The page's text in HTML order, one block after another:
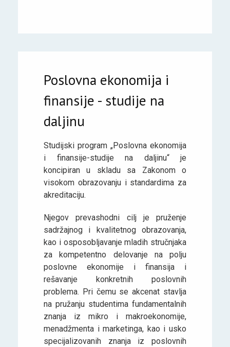
Poslovna ekonomija i
finansije - studije na
daljinu
Studijski program „Poslovna ekonomija
i finansije-studije na daljinu“ je
koncipiran u skladu sa Zakonom o
visokom obrazovanju i standardima za
akreditaciju.
Njegov prevashodni cilj je pruženje
sadržajnog i kvalitetnog obrazovanja,
kao i osposobljavanje mladih stručnjaka
za kompetentno delovanje na polju
poslovne ekonomije i finansija i
rešavanje konkretnih poslovnih
problema. Pri čemu se akcenat stavlja
na pružanju studentima fundamentalnih
znanja iz mikro i makroekonomije,
menadžmenta i marketinga, kao i usko
specijalizovanih znanja iz poslovnih